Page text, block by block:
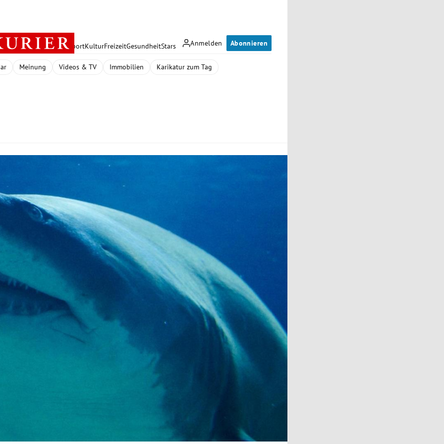
Anmelden Abonnieren
PolitikWirtschaft SportKulturFreizeitGesundheitStars
Meinung Videos & TV Immobilien Karikatur zum Tag